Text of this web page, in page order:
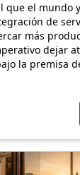
que el mundo
de
más
dejar
la premisa